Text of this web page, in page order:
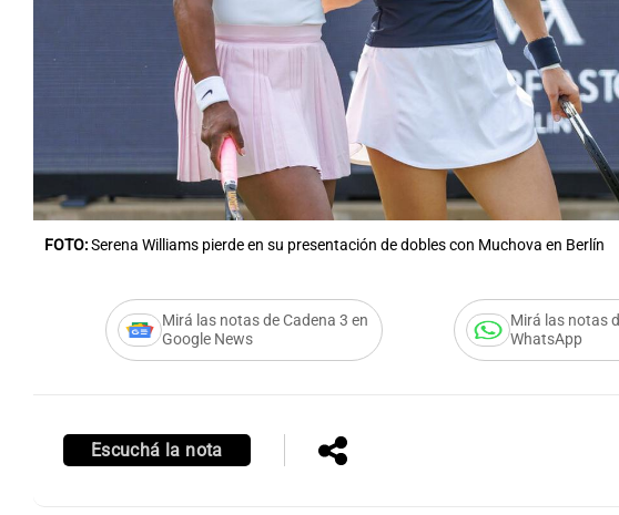
FOTO:Serena Williams pierde en su presentación de dobles con Muchova en Berlín
Mirá las notas de Cadena 3 en
Google News
Mirá las notas
WhatsApp
Escuchá la nota